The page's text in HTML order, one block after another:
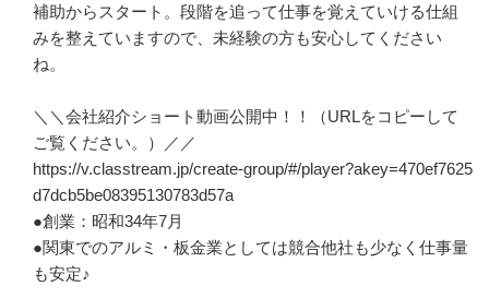
補助からスタート。段階を追って仕事を覚えていける仕組
みを整えていますので、未経験の方も安心してください
ね。
＼＼会社紹介ショート動画公開中！！（URLをコピーして
ご覧ください。）／／
https://v.classtream.jp/create-group/#/player?akey=470ef7625
d7dcb5be08395130783d57a
●創業：昭和34年7月
●関東でのアルミ・板金業としては競合他社も少なく仕事量
も安定♪